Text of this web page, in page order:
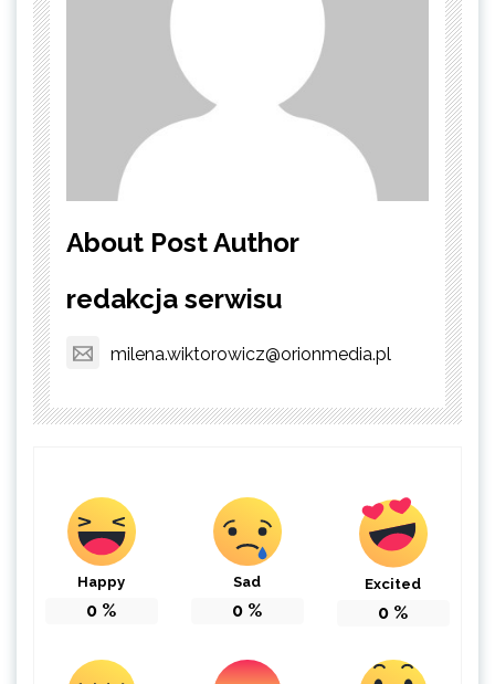
About Post Author
redakcja serwisu
milena.wiktorowicz@orionmedia.pl
Happy
0 %
Sad
0 %
Excited
0 %